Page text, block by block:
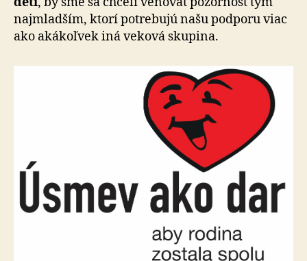
naj­mlad­ším, ktorí potre­bujú našu pod­po­ru viac
ako aká­koľ­vek iná veková skupina.